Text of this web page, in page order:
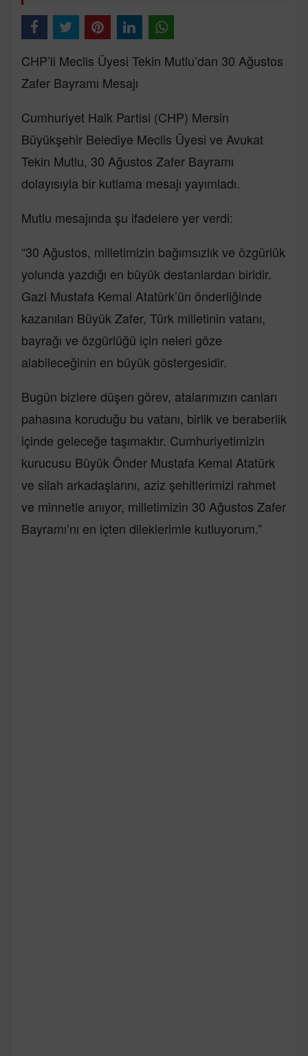
CHP’li Meclis Üyesi Tekin Mutlu’dan 30 Ağustos
Zafer Bayramı Mesajı
Cumhuriyet Halk Partisi (CHP) Mersin
Büyükşehir Belediye Meclis Üyesi ve Avukat
Tekin Mutlu, 30 Ağustos Zafer Bayramı
dolayısıyla bir kutlama mesajı yayımladı.
Mutlu mesajında şu ifadelere yer verdi:
“30 Ağustos, milletimizin bağımsızlık ve özgürlük
yolunda yazdığı en büyük destanlardan biridir.
Gazi Mustafa Kemal Atatürk’ün önderliğinde
kazanılan Büyük Zafer, Türk milletinin vatanı,
bayrağı ve özgürlüğü için neleri göze
alabileceğinin en büyük göstergesidir.
Bugün bizlere düşen görev, atalarımızın canları
pahasına koruduğu bu vatanı, birlik ve beraberlik
içinde geleceğe taşımaktır. Cumhuriyetimizin
kurucusu Büyük Önder Mustafa Kemal Atatürk
ve silah arkadaşlarını, aziz şehitlerimizi rahmet
ve minnetle anıyor, milletimizin 30 Ağustos Zafer
Bayramı’nı en içten dileklerimle kutluyorum.”